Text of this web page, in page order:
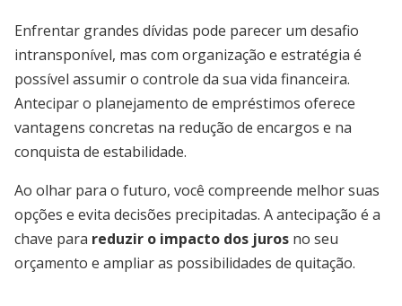
Enfrentar grandes dívidas pode parecer um desafio
intransponível, mas com organização e estratégia é
possível assumir o controle da sua vida financeira.
Antecipar o planejamento de empréstimos oferece
vantagens concretas na redução de encargos e na
conquista de estabilidade.
Ao olhar para o futuro, você compreende melhor suas
opções e evita decisões precipitadas. A antecipação é a
chave para reduzir o impacto dos juros no seu
orçamento e ampliar as possibilidades de quitação.